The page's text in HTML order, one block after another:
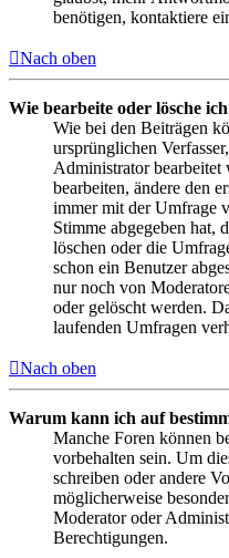
benötigen, kontaktiere
Nach oben
Wie bearbeite oder lösche
Wie bei den Beiträgen
ursprünglichen
Administrator
bearbeiten, ändere den
immer mit der Umfrage
Stimme abgegeben hat,
löschen oder die
schon ein Benutzer
nur noch von
oder gelöscht werden.
laufenden Umfragen
Nach oben
Warum kann ich auf
Manche Foren können
vorbehalten sein. Um
schreiben oder andere
möglicherweise
Moderator oder
Berechtigungen.